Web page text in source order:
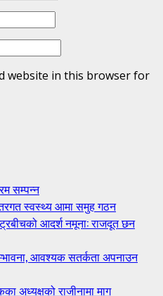
website in this browser for
सम्पन्न
स्वस्थ्य आमा समुह गठन
आदर्श नमूना: राजदूत छन
आवश्यक सतर्कता अपनाउन
अध्यक्षको राजीनामा माग